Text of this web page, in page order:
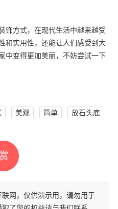
饰方式，在现代生活中越来越受
和实用性，还能让人们感受到大
中变得更加美丽，不妨尝试一下
美观 简单
放石头底
网，仅供演示用，请勿用于